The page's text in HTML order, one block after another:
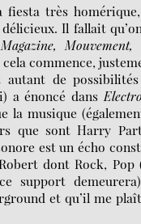
fiesta très
Il fallait
Mouvement,
commence,
autant de
a énoncé dans
la musique
que sont Harry
est un écho
dont Rock, Pop
support
et qu’il me